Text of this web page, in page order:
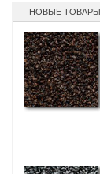
НОВЫЕ ТОВАРЫ